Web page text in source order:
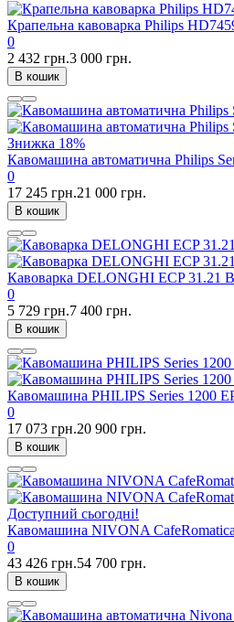
Крапельна кавоварка Philips
0
2 432 грн.3 000 грн.
В кошик
Знижка 18%
Кавомашина автоматична Philips
0
17 245 грн.21 000 грн.
В кошик
Кавоварка DELONGHI ECP 31.21
0
5 729 грн.7 400 грн.
В кошик
Кавомашина PHILIPS Series 1200
0
17 073 грн.20 900 грн.
В кошик
Доступний сьогодні!
Кавомашина NIVONA
0
43 426 грн.54 700 грн.
В кошик